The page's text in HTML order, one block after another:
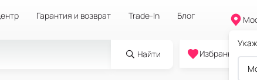
Гарантия и возврат Trade-In Блог
Найти
0
Избранное